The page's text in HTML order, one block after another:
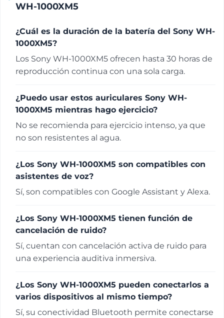
WH-1000XM5
¿Cuál es la duración de la batería del Sony WH-
1000XM5?
Los Sony WH-1000XM5 ofrecen hasta 30 horas de
reproducción continua con una sola carga.
¿Puedo usar estos auriculares Sony WH-
1000XM5 mientras hago ejercicio?
No se recomienda para ejercicio intenso, ya que
no son resistentes al agua.
¿Los Sony WH-1000XM5 son compatibles con
asistentes de voz?
Sí, son compatibles con Google Assistant y Alexa.
¿Los Sony WH-1000XM5 tienen función de
cancelación de ruido?
Sí, cuentan con cancelación activa de ruido para
una experiencia auditiva inmersiva.
¿Los Sony WH-1000XM5 pueden conectarlos a
varios dispositivos al mismo tiempo?
Sí, su conectividad Bluetooth permite conectarse